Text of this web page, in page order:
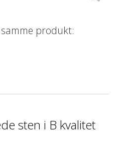
produkt:
sten i B kvalitet